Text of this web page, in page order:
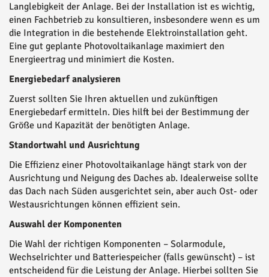
Langlebigkeit der Anlage. Bei der Installation ist es wichtig,
einen Fachbetrieb zu konsultieren, insbesondere wenn es um
die Integration in die bestehende Elektroinstallation geht.
Eine gut geplante Photovoltaikanlage maximiert den
Energieertrag und minimiert die Kosten.
Energiebedarf analysieren
Zuerst sollten Sie Ihren aktuellen und zukünftigen
Energiebedarf ermitteln. Dies hilft bei der Bestimmung der
Größe und Kapazität der benötigten Anlage.
Standortwahl und Ausrichtung
Die Effizienz einer Photovoltaikanlage hängt stark von der
Ausrichtung und Neigung des Daches ab. Idealerweise sollte
das Dach nach Süden ausgerichtet sein, aber auch Ost- oder
Westausrichtungen können effizient sein.
Auswahl der Komponenten
Die Wahl der richtigen Komponenten – Solarmodule,
Wechselrichter und Batteriespeicher (falls gewünscht) – ist
entscheidend für die Leistung der Anlage. Hierbei sollten Sie